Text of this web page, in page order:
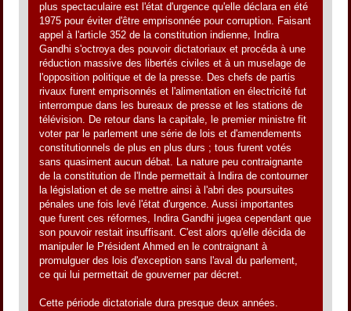
plus spectaculaire est l'état d'urgence qu'elle déclara en été
1975 pour éviter d'être emprisonnée pour corruption. Faisant
appel à l'article 352 de la constitution indienne, Indira
Gandhi s'octroya des pouvoir dictatoriaux et procéda à une
réduction massive des libertés civiles et à un muselage de
l'opposition politique et de la presse. Des chefs de partis
rivaux furent emprisonnés et l'alimentation en électricité fut
interrompue dans les bureaux de presse et les stations de
télévision. De retour dans la capitale, le premier ministre fit
voter par le parlement une série de lois et d'amendements
constitutionnels de plus en plus durs ; tous furent votés
sans quasiment aucun débat. La nature peu contraignante
de la constitution de l'Inde permettait à Indira de contourner
la législation et de se mettre ainsi à l'abri des poursuites
pénales une fois levé l'état d'urgence. Aussi importantes
que furent ces réformes, Indira Gandhi jugea cependant que
son pouvoir restait insuffisant. C'est alors qu'elle décida de
manipuler le Président Ahmed en le contraignant à
promulguer des lois d'exception sans l'aval du parlement,
ce qui lui permettait de gouverner par décret.
Cette période dictatoriale dura presque deux années.